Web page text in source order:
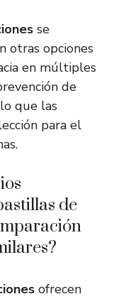
se
otras opciones
en múltiples
de
que las
para el
de
ofrecen